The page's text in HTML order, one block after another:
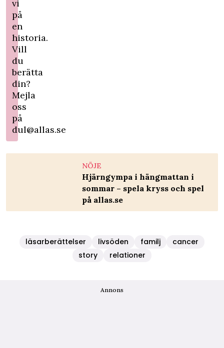
vi
på
en
historia.
Vill
du
berätta
din?
Mejla
oss
på
dul@allas.se
NÖJE
Hjärngympa i hängmattan i
sommar – spela kryss och spel
på allas.se
läsarberättelser livsöden familj
cancer
story
relationer
Annons